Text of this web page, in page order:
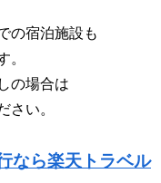
の宿泊施設も
。
の場合は
さい。
なら楽天トラベル